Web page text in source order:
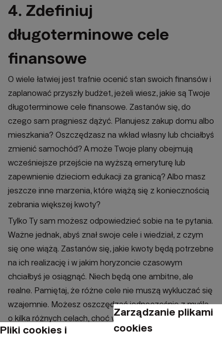
4. Zdefiniuj
długoterminowe cele
finansowe
O wiele łatwiej jest trafnie ocenić stan swoich finansów i
zaplanować przyszły budżet, jeżeli wiesz, jakie są Twoje
długoterminowe cele finansowe. Zastanów się, do
czego sam pragniesz dążyć. Planujesz zakup domu albo
mieszkania? Oszczędzasz na wkład własny lub chciałbyś
zmienić samochód? A może Twoje plany obejmują
wcześniejsze przejście na wyższą emeryturę lub
zapewnienie dzieciom edukacji za granicą? Albo masz
jeszcze inne marzenia, które wiążą się z koniecznością
zebrania większej kwoty?
Tylko Ty sam możesz odpowiedzieć sobie na te pytania.
Ważne jednak, abyś znał swoje cele i wiedział, z czym
się one wiążą. Zastanów się, jakie kwoty będą potrzebne
na ich realizację i w jakim horyzoncie czasowym
chciałbyś je osiągnąć. Niech będą one ambitne, ale
realne. Pamiętaj, że różne cele nie muszą wykluczać się
wzajemnie. Możesz oszczędzać jednocześnie z myślą
o kilka różnych celach, choć warto robić to oddzielnie,
np. na oddzielnych kontach, co pozwoli odpowiednio
Pliki cookies i
Zarządzanie plikami
cookies